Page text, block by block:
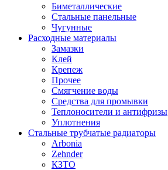
Биметаллические
Стальные панельные
Чугунные
Расходные материалы
Замазки
Клей
Крепеж
Прочее
Смягчение воды
Средства для промывки
Теплоносители и антифризы
Уплотнения
Стальные трубчатые радиаторы
Arbonia
Zehnder
КЗТО